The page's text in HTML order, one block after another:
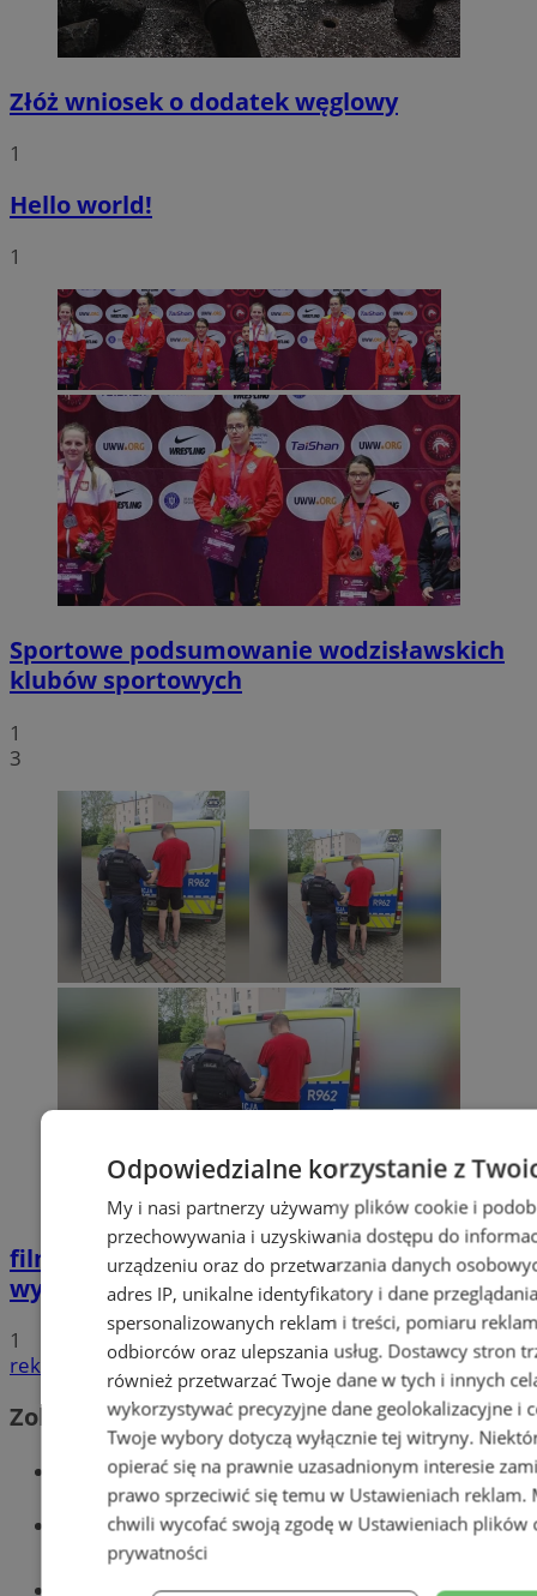
Złóż wniosek o dodatek węglowy
1
Hello world!
1
Sportowe podsumowanie wodzisławskich
klubów sportowych
1
3
film
Potrącił seniorkę i uciekł z miejsca
wypadku. 20-latek trafił do aresztu
1
reklama
Zobacz również
Wiadomości kryminalne w Wodzisławiu
Wiadomości lokalne
Odpowiedzialne korzystanie z
My i nasi partnerzy używamy plików cookie i
przechowywania i uzyskiwania dostępu do
urządzeniu oraz do przetwarzania danych
adres IP, unikalne identyfikatory i dane
spersonalizowanych reklam i treści, pomiaru
odbiorców oraz ulepszania usług. Dostawcy stron
również przetwarzać Twoje dane w tych i innych
wykorzystywać precyzyjne dane geolokalizacyjne i
Twoje wybory dotyczą wyłącznie tej witryny.
opierać się na prawnie uzasadnionym interesie
prawo sprzeciwić się temu w Ustawieniach reklam.
chwili wycofać swoją zgodę w Ustawieniach plików
prywatności